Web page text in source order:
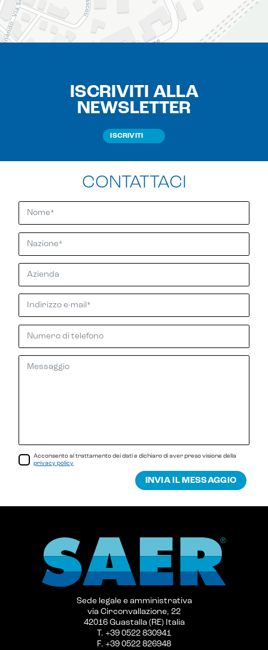
ISCRIVITI ALLA
NEWSLETTER
ISCRIVITI
CONTATTACI
Acconsento al trattamento dei dati e dichiaro di aver preso visione della
privacy policy
INVIA IL MESSAGGIO
Sede legale e amministrativa
via Circonvallazione, 22
42016 Guastalla (RE) Italia
T. +39 0522 830941
F. +39 0522 826948